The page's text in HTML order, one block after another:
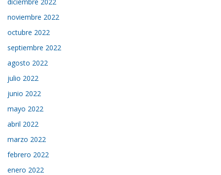
noviembre 2022
octubre 2022
septiembre 2022
agosto 2022
julio 2022
junio 2022
mayo 2022
abril 2022
marzo 2022
febrero 2022
enero 2022